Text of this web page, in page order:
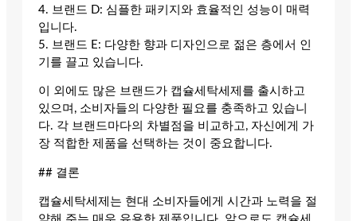
4. 브랜드 D: 심플한 패키지와 효율적인 성능이 매력
입니다.
5. 브랜드 E: 다양한 향과 디자인으로 젊은 층에서 인
기를 끌고 있습니다.
이 외에도 많은 브랜드가 캡슐세탁세제를 출시하고
있으며, 소비자들의 다양한 필요를 충족하고 있습니
다. 각 브랜드마다의 차별점을 비교하고, 자신에게 가
장 적합한 제품을 선택하는 것이 중요합니다.
## 결론
캡슐세탁세제는 현대 소비자들에게 시간과 노력을 절